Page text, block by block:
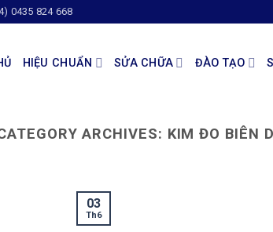
0435 824 668
HIỆU CHUẨN SỬA CHỮA ĐÀO TẠO
ARCHIVES: KIM ĐO BIÊN
03
Th6